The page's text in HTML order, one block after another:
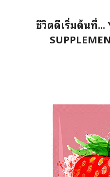
ชีวิตดีเริ่มต้นที่...